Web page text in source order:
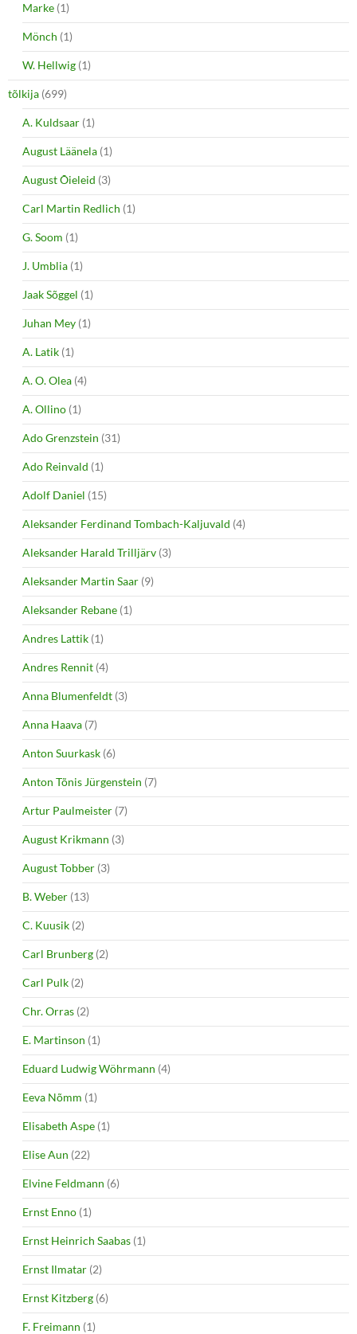
Marke (1)
Mönch (1)
W. Hellwig (1)
tõlkija (699)
A. Kuldsaar (1)
August Läänela (1)
August Õieleid (3)
Carl Martin Redlich (1)
G. Soom (1)
J. Umblia (1)
Jaak Sõggel (1)
Juhan Mey (1)
A. Latik (1)
A. O. Olea (4)
A. Ollino (1)
Ado Grenzstein (31)
Ado Reinvald (1)
Adolf Daniel (15)
Aleksander Ferdinand Tombach-Kaljuvald (4)
Aleksander Harald Trilljärv (3)
Aleksander Martin Saar (9)
Aleksander Rebane (1)
Andres Lattik (1)
Andres Rennit (4)
Anna Blumenfeldt (3)
Anna Haava (7)
Anton Suurkask (6)
Anton Tõnis Jürgenstein (7)
Artur Paulmeister (7)
August Krikmann (3)
August Tobber (3)
B. Weber (13)
C. Kuusik (2)
Carl Brunberg (2)
Carl Pulk (2)
Chr. Orras (2)
E. Martinson (1)
Eduard Ludwig Wöhrmann (4)
Eeva Nõmm (1)
Elisabeth Aspe (1)
Elise Aun (22)
Elvine Feldmann (6)
Ernst Enno (1)
Ernst Heinrich Saabas (1)
Ernst Ilmatar (2)
Ernst Kitzberg (6)
F. Freimann (1)